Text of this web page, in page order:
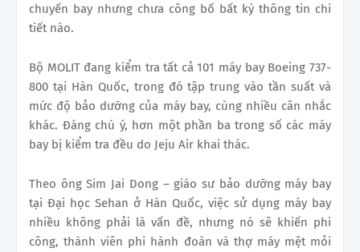
chuyến bay nhưng chưa công bố bất kỳ thông tin chi
tiết nào.
Bộ MOLIT đang kiểm tra tất cả 101 máy bay Boeing 737-
800 tại Hàn Quốc, trong đó tập trung vào tần suất và
mức độ bảo dưỡng của máy bay, cùng nhiều cân nhắc
khác. Đáng chú ý, hơn một phần ba trong số các máy
bay bị kiểm tra đều do Jeju Air khai thác.
Theo ông Sim Jai Dong – giáo sư bảo dưỡng máy bay
tại Đại học Sehan ở Hàn Quốc, việc sử dụng máy bay
nhiều không phải là vấn đề, nhưng nó sẽ khiến phi
công, thành viên phi hành đoàn và thợ máy mệt mỏi